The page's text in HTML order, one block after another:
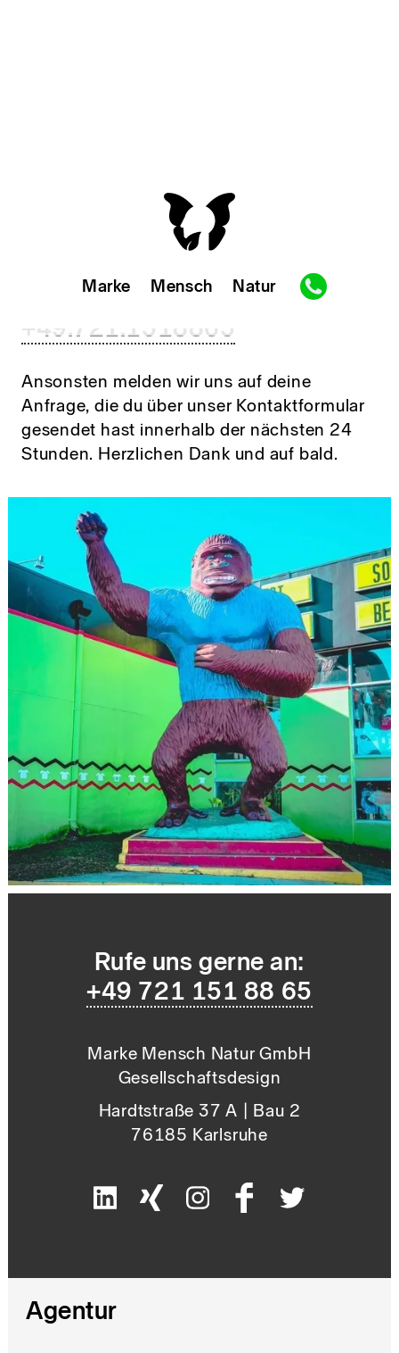
Marke Mensch Natur
Markendesign
Markensystem
Markenevents
Portfolio
Über uns
Unsere Vision
Gute Gespräche
Founders Paradise
Wirtschaften
GoodMorning.World
Good Earth Festival
Magazin
High five!
Möchtest du doch gleich einen
Anruf starten, dann einfach
unter der Nummer:
+49.721.1518865
Ansonsten melden wir uns auf deine
Anfrage, die du über unser Kontaktformular
gesendet hast innerhalb der nächsten 24
Stunden. Herzlichen Dank und auf bald.
Rufe uns gerne an:
+49 721 151 88 65
Marke Mensch Natur GmbH
Gesellschaftsdesign
Hardtstraße 37 A | Bau 2
76185 Karlsruhe
Agentur